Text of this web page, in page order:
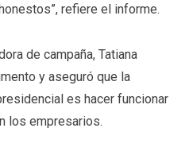
refiere el informe.
de campaña, Tatiana
y aseguró que la
es hacer funcionar
los empresarios.